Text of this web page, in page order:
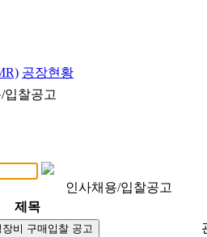
공장현황
입찰공고
인사채용/입찰공고
제목